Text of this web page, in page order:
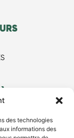
des technologies
informations des
LYON